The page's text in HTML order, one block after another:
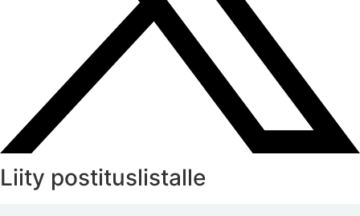
Liity postituslistalle